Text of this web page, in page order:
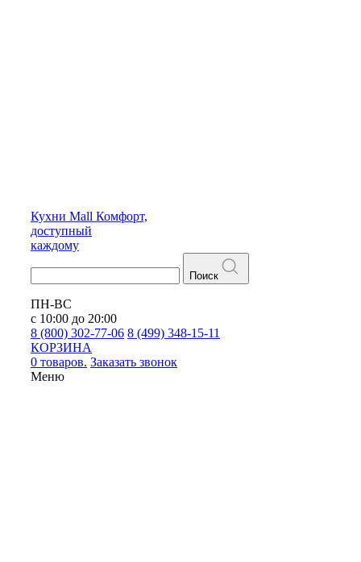
Кухни Mall Комфорт,
доступный
каждому
Поиск
ПН-ВС
с 10:00 до 20:00
8 (800) 302-77-06 8 (499) 348-15-11
КОРЗИНА
0 товаров. Заказать звонок
Меню